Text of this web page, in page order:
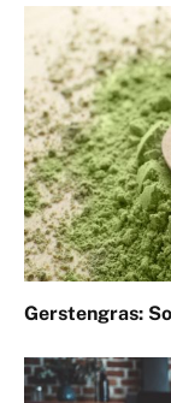
Gerstengras: